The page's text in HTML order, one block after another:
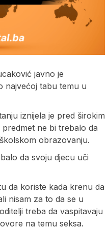
javno je
najvećoj tabu temu u
iznijela je pred širokim
ne bi trebalo da
obrazovanju.
da svoju djecu uči
da koriste kada krenu da
nisam za to da se u
treba da vaspitavaju
na temu seksa.